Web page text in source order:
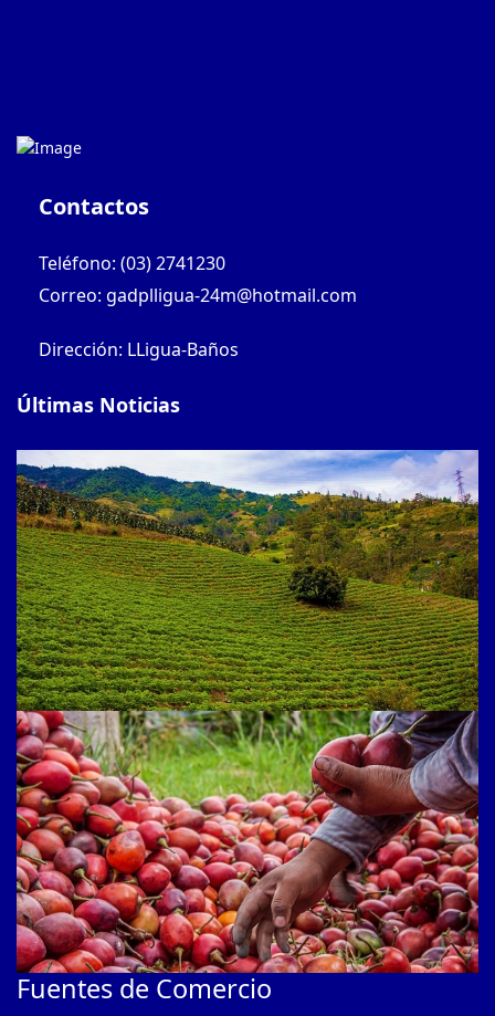
Contactos
Teléfono: (03) 2741230
Correo: gadplligua-24m@hotmail.com
Dirección: LLigua-Baños
Últimas Noticias
Fuentes de Comercio